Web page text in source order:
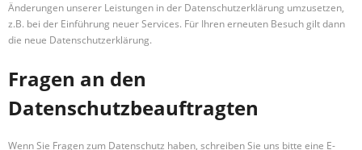
Änderungen unserer Leistungen in der Datenschutzerklärung umzusetzen,
z.B. bei der Einführung neuer Services. Für Ihren erneuten Besuch gilt dann
die neue Datenschutzerklärung.
Fragen an den
Datenschutzbeauftragten
Wenn Sie Fragen zum Datenschutz haben, schreiben Sie uns bitte eine E-